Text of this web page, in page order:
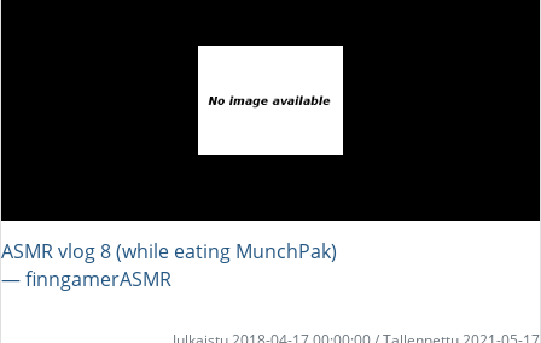
ASMR vlog 8 (while eating MunchPak)
― finngamerASMR